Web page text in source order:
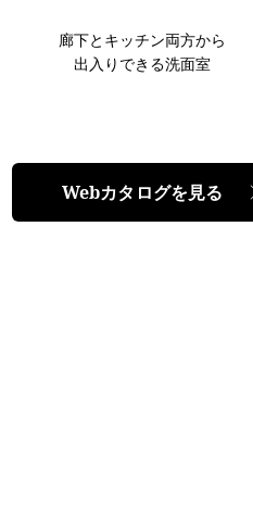
廊下とキッチン両方から
出入りできる洗面室
Webカタログを見る